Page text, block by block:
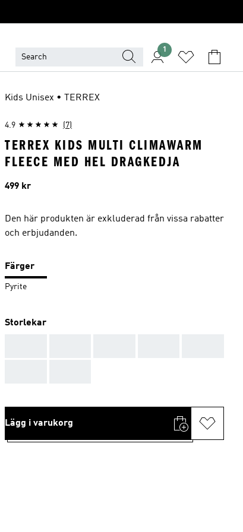
1
Kids Unisex • TERREX
4.9 (7)
TERREX KIDS MULTI CLIMAWARM
FLEECE MED HEL DRAGKEDJA
Pris
499 kr
Den här produkten är exkluderad från vissa rabatter
och erbjudanden.
Färger
Pyrite
Storlekar
Lägg i varukorg